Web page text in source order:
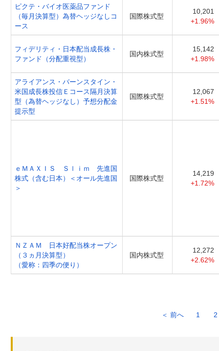
ピクテ・バイオ医薬品ファンド
（毎月決算型）為替ヘッジなしコ
ース
国際株式型
10,201
+1.96%
フィデリティ・日本配当成長株・
ファンド（分配重視型）
国内株式型
15,142
+1.98%
アライアンス・バーンスタイン・
米国成長株投信Ｅコース隔月決算
型（為替ヘッジなし）予想分配金
提示型
国際株式型
12,067
+1.51%
ｅＭＡＸＩＳ Ｓｌｉｍ 先進国
株式（含む日本）＜オール先進国
＞
国際株式型
14,219
+1.72%
ＮＺＡＭ 日本好配当株オープン
（３ヵ月決算型）
（愛称：四季の便り）
国内株式型
12,272
+2.62%
＜ 前へ 1 2